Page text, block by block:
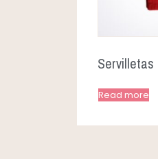
Servilletas
Read more